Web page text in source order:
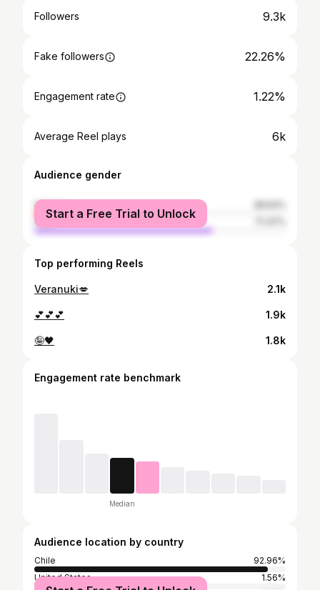
Followers 9.3k
Fake followers 22.26%
Engagement rate 1.22%
Average Reel plays 6k
Audience gender
female
male
Start a Free Trial to Unlock
Top performing Reels
Veranuki💋 2.1k
💕💕💕 1.9k
🤪🖤 1.8k
Engagement rate benchmark
Median
Audience location by country
Chile
92.96%
United States
1.56%